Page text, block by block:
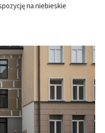
na niebieskie